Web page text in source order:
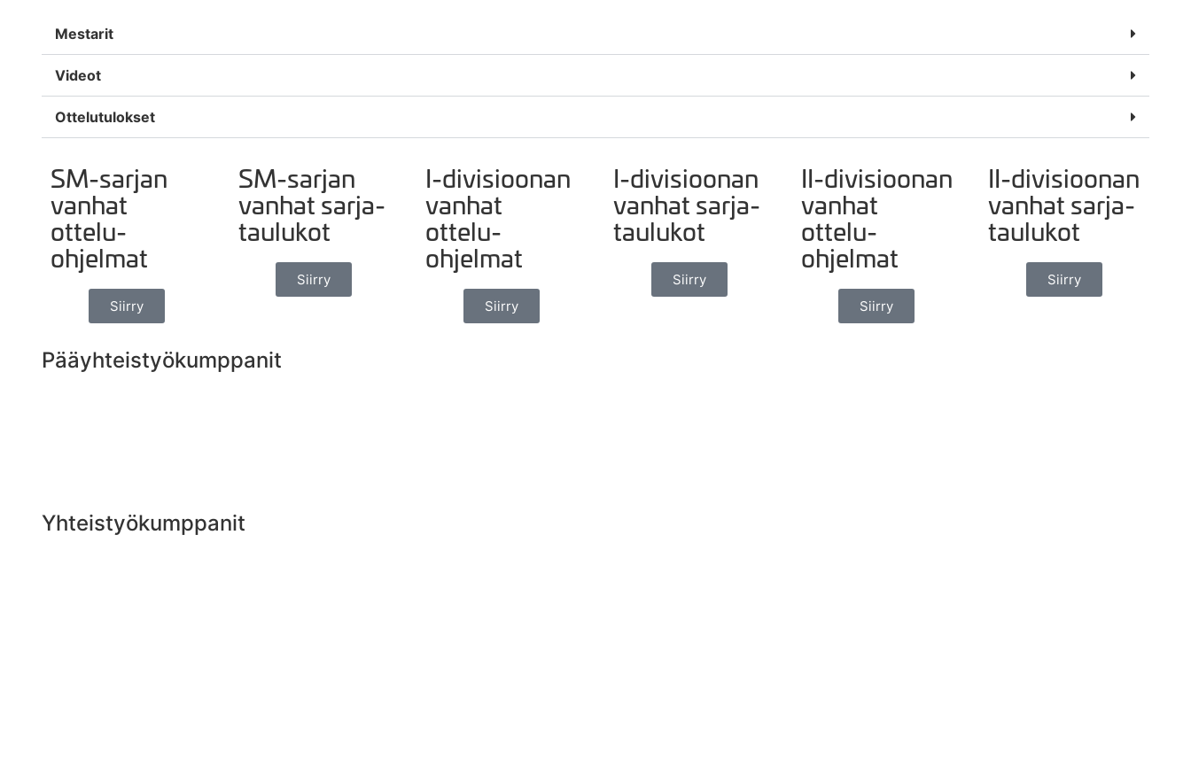
Mestarit
Videot
Ottelutulokset
SM-sarjan
vanhat
ottelu-
ohjelmat
Siirry
SM-sarjan
vanhat sarja-
taulukot
Siirry
I-divisioonan
vanhat
ottelu-
ohjelmat
Siirry
I-divisioonan
vanhat sarja-
taulukot
Siirry
II-divisioonan
vanhat
ottelu-
ohjelmat
Siirry
II-divisioonan
vanhat sarja-
taulukot
Siirry
Pääyhteistyökumppanit
Yhteistyökumppanit